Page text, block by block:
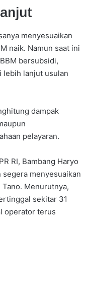
menyesuaikan
naik. Namun saat ini
bersubsidi,
lebih lanjut usulan
dampak
pelayaran.
RI, Bambang Haryo
menyesuaikan
Menurutnya,
sekitar 31
operator terus